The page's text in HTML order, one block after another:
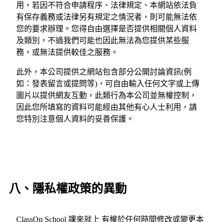
用，若因不符合申請程序、法律規定、本網站依法負
有保存義務或法律另有規定之情況者，則可能無法依
您的要求辦理。您得自由選擇是否提供相關個人資料
及類別，不過我們可能也因此無法為您提供某些服
務，或無法提供較佳之服務。
此外，本公司提供之網站包含部分公開討論資訊(例
如：發表留言或提問等)，可自由輸入任何文字或上傳
圖片以提供網友互動，此類行為本公司並無權控制，
因此您所填寫的資料可能經由其他有心人士利用，請
您特別注意個人資料的妥善保護。
八、隱私權政策的異動
ClassOn School 課來就上 有權於任何時間修改或變更本